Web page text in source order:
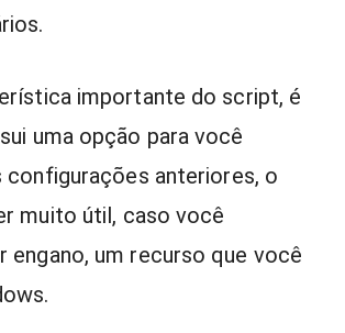
importante do script, é
uma opção para você
configurações anteriores, o
muito útil, caso você
engano, um recurso que você